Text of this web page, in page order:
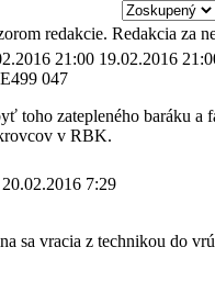
redakcie. Redakcia za
21:00 19.02.2016
047
toho zatepleného baráku a
v RBK.
20.02.2016 7:29
sa vracia z technikou do